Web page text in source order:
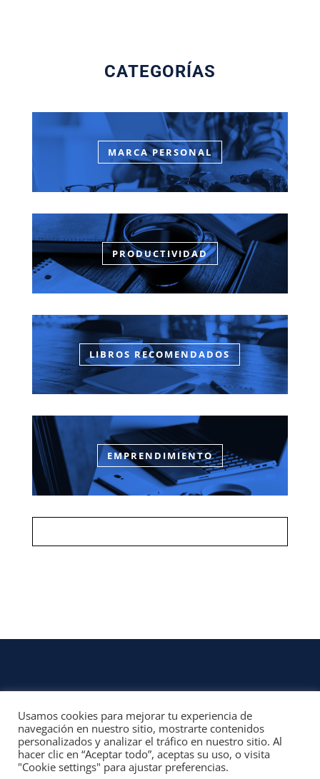
CATEGORÍAS
MARCA PERSONAL
PRODUCTIVIDAD
LIBROS RECOMENDADOS
EMPRENDIMIENTO
CONTACTO
© 2022, Unofficial Media, LLC – Reservados todos los derechos | All rights
reserved
Aviso Legal y Términos de Uso del Sitio|Aviso Programas Afiliados,
Usamos cookies para mejorar tu experiencia de
navegación en nuestro sitio, mostrarte contenidos
personalizados y analizar el tráfico en nuestro sitio. Al
hacer clic en “Aceptar todo”, aceptas su uso, o visita
"Cookie settings" para ajustar preferencias.